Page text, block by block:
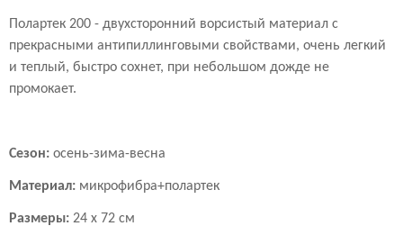
Полартек 200 - двухсторонний ворсистый материал с
прекрасными антипиллинговыми свойствами, очень легкий
и теплый, быстро сохнет, при небольшом дожде не
промокает.
Сезон: осень-зима-весна
Материал: микрофибра+полартек
Размеры: 24 х 72 см